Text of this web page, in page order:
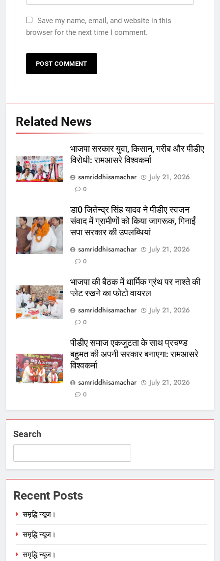
Save my name, email, and website in this
browser for the next time I comment.
Related News
भाजपा सरकार युवा, किसान, गरीब और पीडीए
विरोधी: रामआसरे विश्वकर्मा
samriddhisamachar
July 21, 2026
0
डा0 जितेन्द्र सिंह यादव ने पीडीए स्वजन
संवाद में ग्रामीणों को किया जागरूक, गिनाईं
सपा सरकार की उपलब्धियां
samriddhisamachar
July 21, 2026
0
भाजपा की बैठक में धार्मिक ग्रंथ पर नाश्ते की
प्लेट रखने का फोटो वायरल
samriddhisamachar
July 21, 2026
0
पीडीए समाज एकजुटता के साथ प्रचण्ड
बहुमत की अपनी सरकार बनाएगा: रामआसरे
विश्वकर्मा
samriddhisamachar
July 21, 2026
0
Search
Recent Posts
समृद्धि न्यूज।
समृद्धि न्यूज।
समृद्धि न्यूज।